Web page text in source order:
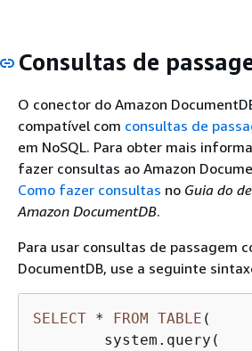
Consultas de
O conector do Amazon
compatível com consultas de
em NoSQL. Para obter mais
fazer consultas ao Amazon
Como fazer consultas no Guia do
Amazon DocumentDB.
Para usar consultas de passagem
DocumentDB, use a seguinte
SELECT * FROM TABLE (
        system.query(